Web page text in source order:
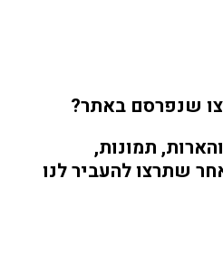
שנפרסם באתר?
תמונות,
שתרצו להעביר לנו